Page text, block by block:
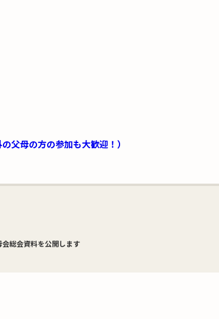
父母の方の参加も大歓迎！）
会総会資料を公開します